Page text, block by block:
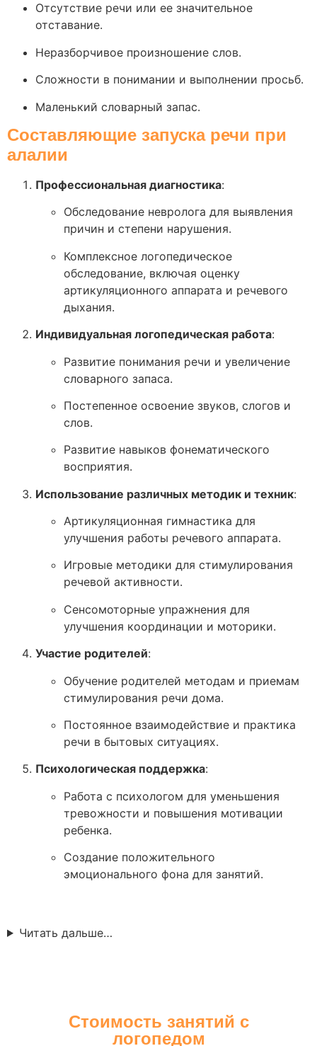
Отсутствие речи или ее значительное
отставание.
Неразборчивое произношение слов.
Сложности в понимании и выполнении просьб.
Маленький словарный запас.
Составляющие запуска речи при
алалии
Профессиональная диагностика:
Обследование невролога для выявления
причин и степени нарушения.
Комплексное логопедическое
обследование, включая оценку
артикуляционного аппарата и речевого
дыхания.
Индивидуальная логопедическая работа:
Развитие понимания речи и увеличение
словарного запаса.
Постепенное освоение звуков, слогов и
слов.
Развитие навыков фонематического
восприятия.
Использование различных методик и техник:
Артикуляционная гимнастика для
улучшения работы речевого аппарата.
Игровые методики для стимулирования
речевой активности.
Сенсомоторные упражнения для
улучшения координации и моторики.
Участие родителей:
Обучение родителей методам и приемам
стимулирования речи дома.
Постоянное взаимодействие и практика
речи в бытовых ситуациях.
Психологическая поддержка:
Работа с психологом для уменьшения
тревожности и повышения мотивации
ребенка.
Создание положительного
эмоционального фона для занятий.
Читать дальше…
Стоимость занятий с
логопедом